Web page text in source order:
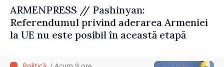
ARMENPRESS // Pashinyan:
Referendumul privind aderarea Armeniei
la UE nu este posibil în această etapă